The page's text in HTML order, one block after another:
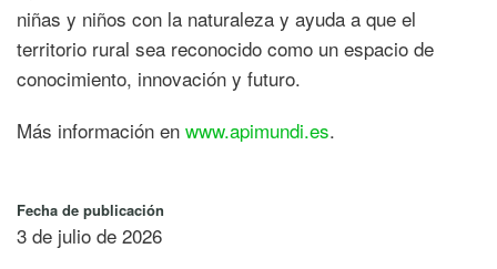
niñas y niños con la naturaleza y ayuda a que el
territorio rural sea reconocido como un espacio de
conocimiento, innovación y futuro.
Más información en www.apimundi.es.
Fecha de publicación
3 de julio de 2026